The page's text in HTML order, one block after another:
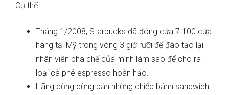
Cụ thể:
Tháng 1/2008, Starbucks đã đóng cửa 7.100 cửa
hàng tại Mỹ trong vòng 3 giờ rưỡi để đào tạo lại
nhân viên pha chế của mình làm sao để cho ra
loại cà phê espresso hoàn hảo.
Hãng cũng dừng bán những chiếc bánh sandwich